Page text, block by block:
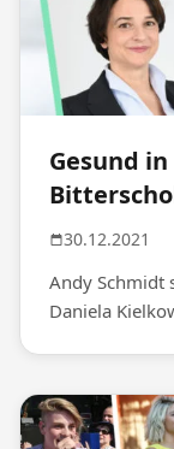
Gesund in
30.12.2021
Andy Schmidt
Daniela